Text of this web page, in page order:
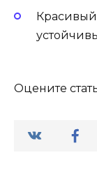
Оцените